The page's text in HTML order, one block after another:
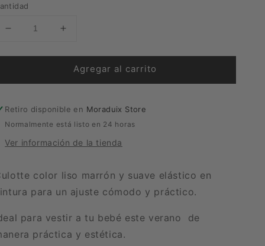
Reducir
para
Moraduix
Aumentar
para
Culotte
Moraduix
Agregar al carrito
Retiro disponible en Moraduix Store
Normalmente está listo en 24 horas
Ver información de la tienda
color liso marrón y suave elástico en
para un ajuste cómodo y práctico.
para vestir a tu bebé este verano de
práctica y estética.